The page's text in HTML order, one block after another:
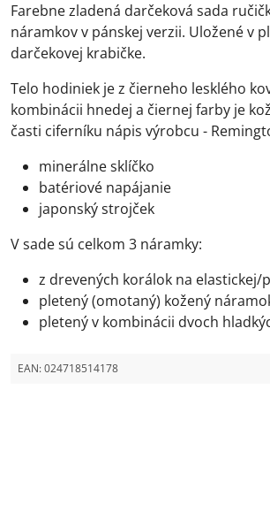
Farebne zladená darčeková sada
náramkov v pánskej verzii. Uložené v
darčekovej krabičke.
Telo hodiniek je z čierneho lesklého
kombinácii hnedej a čiernej farby je
časti ciferníku nápis výrobcu -
minerálne sklíčko
batériové napájanie
japonský strojček
V sade sú celkom 3 náramky:
z drevených korálok na elastickej/
pletený (omotaný) kožený
pletený v kombinácii dvoch
EAN:024718514178